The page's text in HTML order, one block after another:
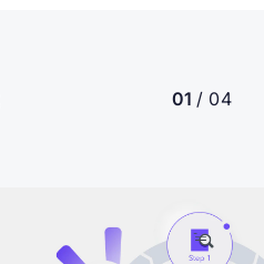
01 / 04